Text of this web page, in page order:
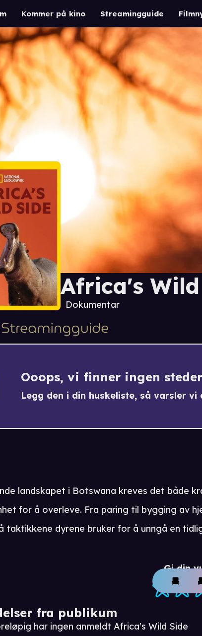
Kommer på kino Streamingguide
Africa's
Dokumentar
Ooops, vi finner ingen
Legg den i din huskeliste, så varsler
Gi din
fra publikum
har ingen anmeldt Africa's Wild Side
landskapet i Botswana kreves det både
for å overleve. Fra paring til bygging av
taktikkene dyrene bruker for å unngå en